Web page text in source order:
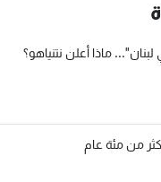
ماذا أعلن نتنياهو؟
من مئة عام